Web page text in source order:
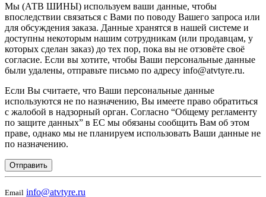
Мы (АТВ ШИНЫ) используем ваши данные, чтобы
впоследствии связаться с Вами по поводу Вашего запроса или
для обсуждения заказа. Данные хранятся в нашей системе и
доступны некоторым нашим сотрудникам (или продавцам, у
которых сделан заказ) до тех пор, пока вы не отзовёте своё
согласие. Если вы хотите, чтобы Ваши персональные данные
были удалены, отправьте письмо по адресу info@atvtyre.ru.
Если Вы считаете, что Ваши персональные данные
используются не по назначению, Вы имеете право обратиться
с жалобой в надзорный орган. Согласно “Общему регламенту
по защите данных” в ЕС мы обязаны сообщить Вам об этом
праве, однако мы не планируем использовать Ваши данные не
по назначению.
Отправить
Email info@atvtyre.ru